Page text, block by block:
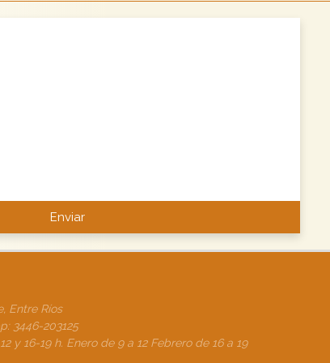
Entre Ríos
3446-203125
y 16-19 h. Enero de 9 a 12 Febrero de 16 a 19